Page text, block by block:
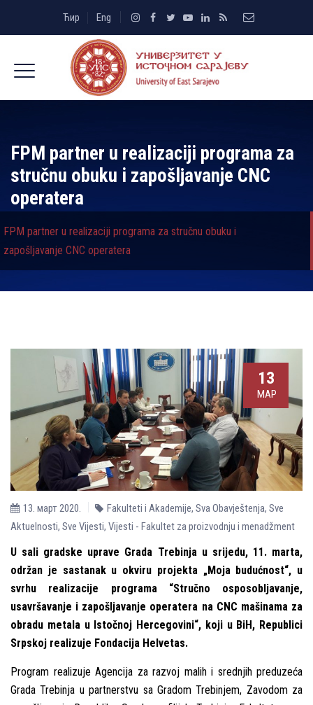
Ћир Eng
FPM partner u realizaciji programa za
stručnu obuku i zapošlјavanje CNC
operatera
FPM partner u realizaciji programa za stručnu obuku i
zapošlјavanje CNC operatera
13
МАР
13. март 2020. Fakulteti i Akademije, Sva Obavještenja, Sve
Aktuelnosti, Sve Vijesti, Vijesti - Fakultet za proizvodnju i menadžment
U sali gradske uprave Grada Trebinja u srijedu, 11. marta,
održan je sastanak u okviru projekta „Moja budućnost“, u
svrhu realizacije programa “Stručno osposoblјavanje,
usavršavanje i zapošlјavanje operatera na CNC mašinama za
obradu metala u Istočnoj Hercegovini“, koji u BiH, Republici
Srpskoj realizuje Fondacija Helvetas.
Program realizuje Agencija za razvoj malih i srednjih preduzeća
Grada Trebinja u partnerstvu sa Gradom Trebinjem, Zavodom za